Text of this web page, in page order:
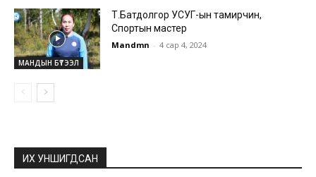
МАНДЫН БҮТЭЭЛ
Т.Батдолгор УСУГ-ын тамирчин,
Спортын мастер
Mandmn - 4 сар 4, 2024
ИХ УНШИГДСАН